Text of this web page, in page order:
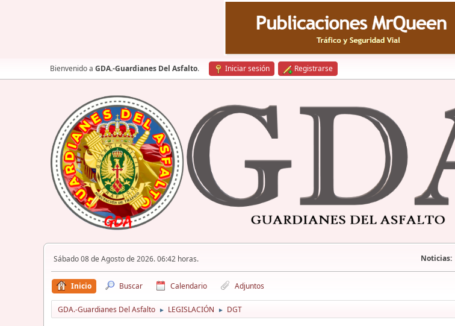
Bienvenido a GDA.-Guardianes Del Asfalto. Iniciar sesión Registrarse
Sábado 08 de Agosto de 2026. 06:42 horas. Noticias:
Inicio Buscar Calendario Adjuntos
GDA.-Guardianes Del Asfalto ► LEGISLACIÓN ► DGT